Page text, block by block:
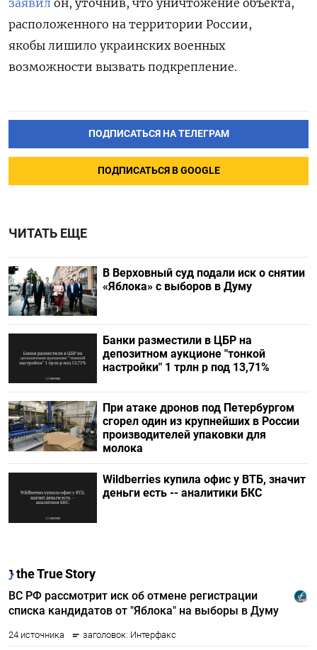
заявил он, уточнив, что уничтожение объекта,
расположенного на территории России,
якобы лишило украинских военных
возможности вызвать подкрепление.
ПОДПИСАТЬСЯ НА ТЕЛЕГРАМ
ПОДПИСАТЬСЯ В GOOGLE
ЧИТАТЬ ЕЩЕ
В Верховный суд подали иск о снятии
«Яблока» с выборов в Думу
Банки разместили в ЦБР на
депозитном аукционе "тонкой
настройки" 1 трлн р под 13,71%
При атаке дронов под Петербургом
сгорел один из крупнейших в России
производителей упаковки для
молока
Wildberries купила офис у ВТБ, значит
деньги есть -- аналитики БКС